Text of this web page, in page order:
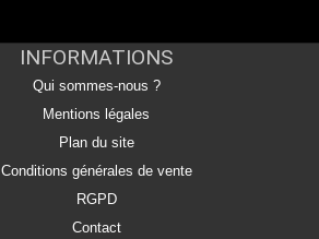
INFORMATIONS
Qui sommes-nous ?
Mentions légales
Plan du site
Conditions générales de vente
RGPD
Contact